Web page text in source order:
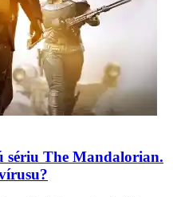
sériu The Mandalorian.